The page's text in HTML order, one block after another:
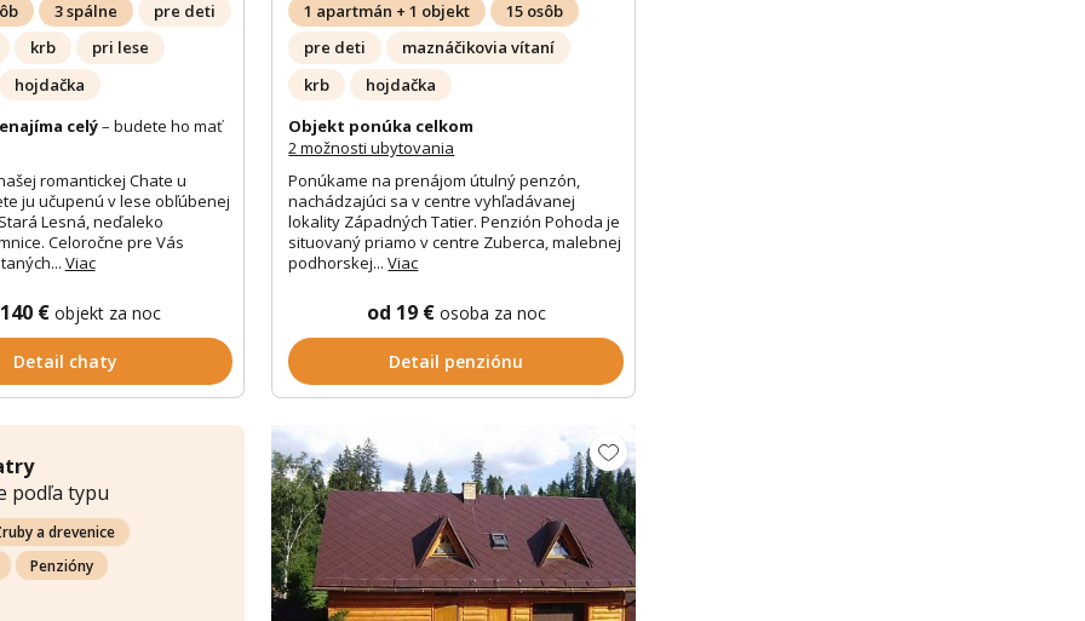
3 spálne
pre deti
krb
pri lese
hojdačka
celý– budete ho mať
romantickej Chate u
ju učupenú v lese obľúbenej
Lesná, neďaleko
Celoročne pre Vás
Viac
€ objekt za noc
Detail chaty
1 apartmán + 1 objekt
15 osôb
pre deti
maznáčikovia vítaní
krb
hojdačka
Objekt ponúka celkom
2 možnosti ubytovania
Ponúkame na prenájom útulný penzón,
nachádzajúci sa v centre vyhľadávanej
lokality Západných Tatier. Penzión Pohoda je
situovaný priamo v centre Zuberca, malebnej
podhorskej...Viac
od 19 € osoba za noc
Detail penziónu
podľa typu
a drevenice
Penzióny